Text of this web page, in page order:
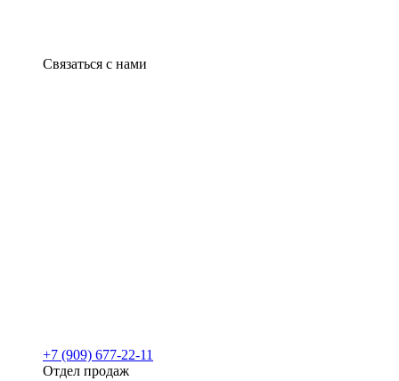
Связаться с нами
+7 (909) 677-22-11
Отдел продаж